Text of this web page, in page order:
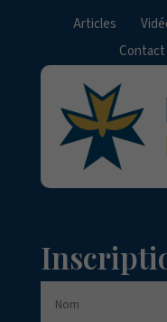
Articles
Contact